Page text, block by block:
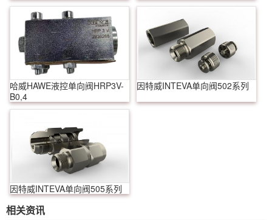
哈威HAWE液控单向阀HRP3V-
B0,4
因特威INTEVA单向阀502系列
因特威INTEVA单向阀505系列
相关资讯